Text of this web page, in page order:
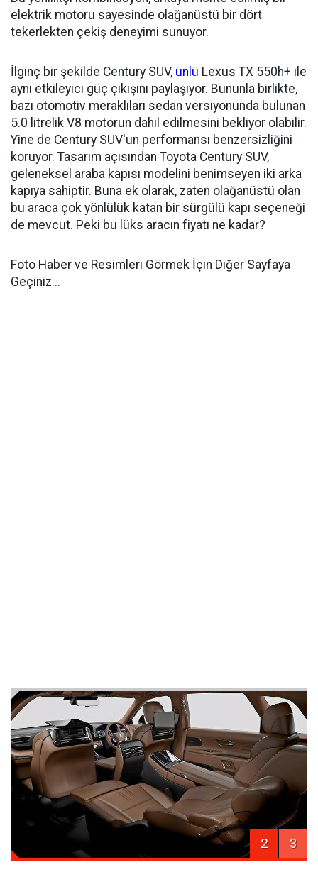
elektrik motoru sayesinde olağanüstü bir dört
tekerlekten çekiş deneyimi sunuyor.
İlginç bir şekilde Century SUV, ünlü Lexus TX 550h+ ile
aynı etkileyici güç çıkışını paylaşıyor. Bununla birlikte,
bazı otomotiv meraklıları sedan versiyonunda bulunan
5.0 litrelik V8 motorun dahil edilmesini bekliyor olabilir.
Yine de Century SUV'un performansı benzersizliğini
koruyor. Tasarım açısından Toyota Century SUV,
geleneksel araba kapısı modelini benimseyen iki arka
kapıya sahiptir. Buna ek olarak, zaten olağanüstü olan
bu araca çok yönlülük katan bir sürgülü kapı seçeneği
de mevcut. Peki bu lüks aracın fiyatı ne kadar?
Foto Haber ve Resimleri Görmek İçin Diğer Sayfaya
Geçiniz...
2 3